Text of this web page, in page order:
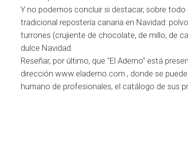
Y no podemos concluir si destacar, sobre
tradicional repostería canaria en Navidad:
turrones (crujiente de chocolate, de millo, de
dulce Navidad.
Reseñar, por último, que "El Aderno" está
dirección www.eladerno.com , donde se
humano de profesionales, el catálogo de sus